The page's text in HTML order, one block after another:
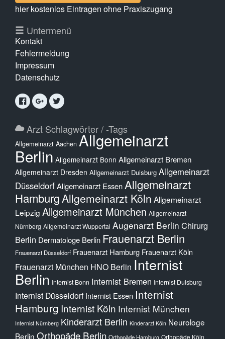
hier kostenlos Eintragen ohne Praxiszugang
Untermenü
Kontakt
Fehlermeldung
Impressum
Datenschutz
Arzt Schlagwörter / -Tags
Allgemeinarzt Aachen Allgemeinarzt
Berlin Allgemeinarzt Bonn Allgemeinarzt Bremen
Allgemeinarzt Dresden Allgemeinarzt Duisburg Allgemeinarzt
DüsseldorfAllgemeinarzt Essen Allgemeinarzt
HamburgAllgemeinarzt Köln Allgemeinarzt
Leipzig Allgemeinarzt München Allgemeinarzt
Nürnberg Allgemeinarzt Wuppertal Augenarzt Berlin Chirurg
Berlin Dermatologe Berlin Frauenarzt Berlin
Frauenarzt Düsseldorf Frauenarzt Hamburg Frauenarzt Köln
Frauenarzt München HNO Berlin Internist
Berlin Internist Bonn Internist Bremen Internist Duisburg
Internist Düsseldorf Internist Essen Internist
Hamburg Internist Köln Internist München
Internist Nürnberg Kinderarzt Berlin Kinderarzt Köln Neurologe
Berlin Orthopäde Berlin Orthopäde Hamburg Orthopäde Köln